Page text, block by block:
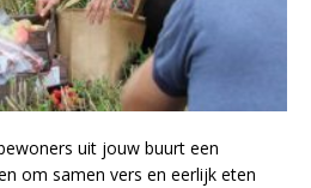
uit jouw buurt een
om samen vers en eerlijk eten